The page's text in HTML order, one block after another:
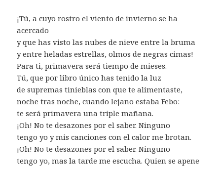
¡Tú, a cuyo rostro el viento de invierno se ha
acercado
y que has visto las nubes de nieve entre la bruma
y entre heladas estrellas, olmos de negras cimas!
Para ti, primavera será tiempo de mieses.
Tú, que por libro único has tenido la luz
de supremas tinieblas con que te alimentaste,
noche tras noche, cuando lejano estaba Febo:
te será primavera una triple mañana.
¡Oh! No te desazones por el saber. Ninguno
tengo yo y mis canciones con el calor me brotan.
¡Oh! No te desazones por el saber. Ninguno
tengo yo, mas la tarde me escucha. Quien se apene